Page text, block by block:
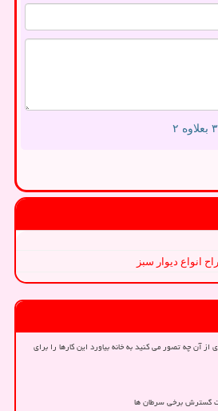
انواع دیوار سبز
از آن چه تصور می کنید به خانه بیاورد این کارها را برای
گسترش برخی سرطان ها